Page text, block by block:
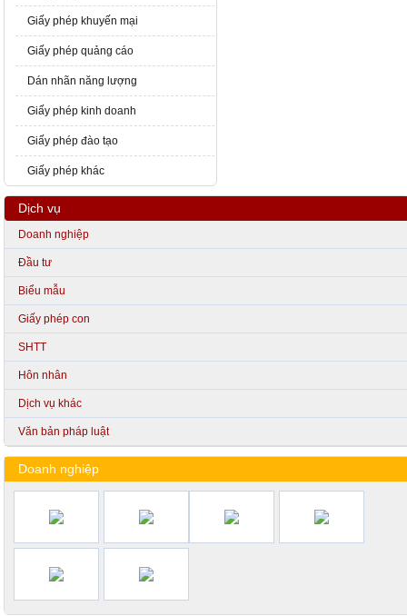
Giấy phép khuyến mại
Giấy phép quảng cáo
Dán nhãn năng lượng
Giấy phép kinh doanh
Giấy phép đào tạo
Giấy phép khác
Dịch vụ
Doanh nghiệp
Đầu tư
Biểu mẫu
Giấy phép con
SHTT
Hôn nhân
Dịch vụ khác
Văn bản pháp luật
Doanh nghiệp